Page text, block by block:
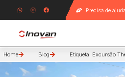
Precisa de
Home Blog Etiqueta: Excursão